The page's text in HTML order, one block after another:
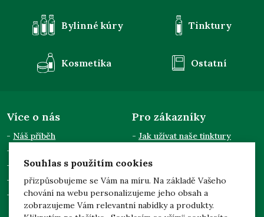
Souhlas s použitím cookies
přizpůsobujeme se Vám na míru. Na základě Vašeho
chování na webu personalizujeme jeho obsah a
zobrazujeme Vám relevantní nabídky a produkty.
Bylinné kúry Tinktury
Kosmetika Ostatní
Více o nás
Náš příběh
Kontakty
Pro odběratele
Dotace EU
Pro zákazníky
Jak užívat naše tinktury
Doprava a platba
Zpracování osobních údajů